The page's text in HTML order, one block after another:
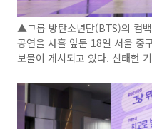
▲그룹 방탄소년단(BTS)의 컴
공연을 사흘 앞둔 18일 서울 중
보물이 게시되고 있다. 신태현